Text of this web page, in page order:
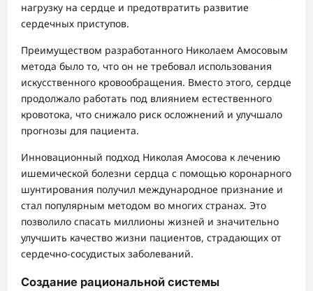
нагрузку на сердце и предотвратить развитие
сердечных приступов.
Преимуществом разработанного Николаем Амосовым
метода было то, что он не требовал использования
искусственного кровообращения. Вместо этого, сердце
продолжало работать под влиянием естественного
кровотока, что снижало риск осложнений и улучшало
прогнозы для пациента.
Инновационный подход Николая Амосова к лечению
ишемической болезни сердца с помощью коронарного
шунтирования получил международное признание и
стал популярным методом во многих странах. Это
позволило спасать миллионы жизней и значительно
улучшить качество жизни пациентов, страдающих от
сердечно-сосудистых заболеваний.
Создание рациональной системы